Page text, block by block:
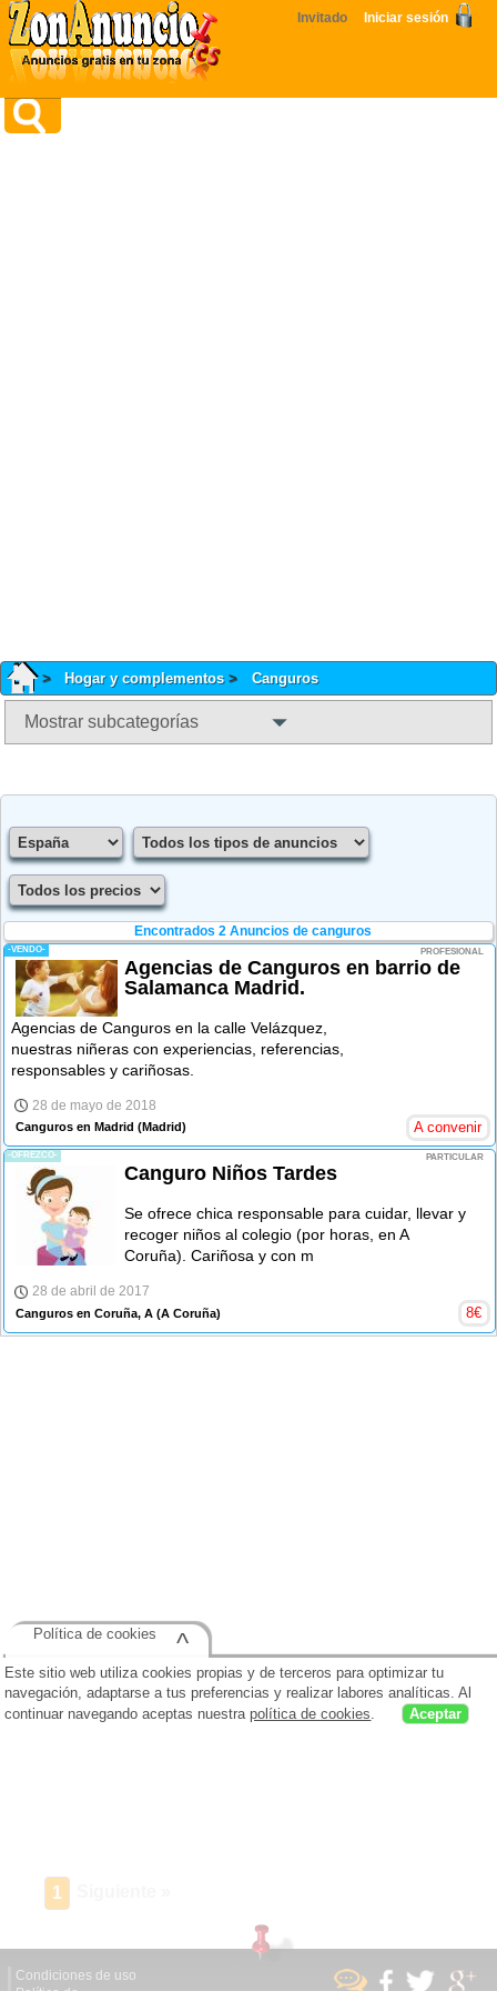
Invitado Iniciar sesión
Hogar y complementos Canguros
Mostrar subcategorías
Encontrados 2Anuncios de canguros
-VENDO- PROFESIONAL
Agencias de Canguros en barrio de
Salamanca Madrid.
Agencias de Canguros en la calle Velázquez,
nuestras niñeras con experiencias, referencias,
responsables y cariñosas.
28 de mayo de 2018
Canguros en Madrid (Madrid) A convenir
-OFREZCO- PARTICULAR
Canguro Niños Tardes
Se ofrece chica responsable para cuidar, llevar y
recoger niños al colegio (por horas, en A
Coruña). Cariñosa y con m
28 de abril de 2017
Canguros en Coruña, A (A Coruña) 8€
1
Condiciones de uso
Este sitio web utiliza cookies propias y de terceros para optimizar tu
navegación, adaptarse a tus preferencias y realizar labores analíticas. Al
continuar navegando aceptas nuestrapolítica de cookies Aceptar
Política de cookies ^